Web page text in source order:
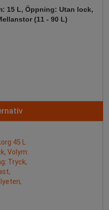
15 L, Öppning: Utan lock,
(11 - 90 L)